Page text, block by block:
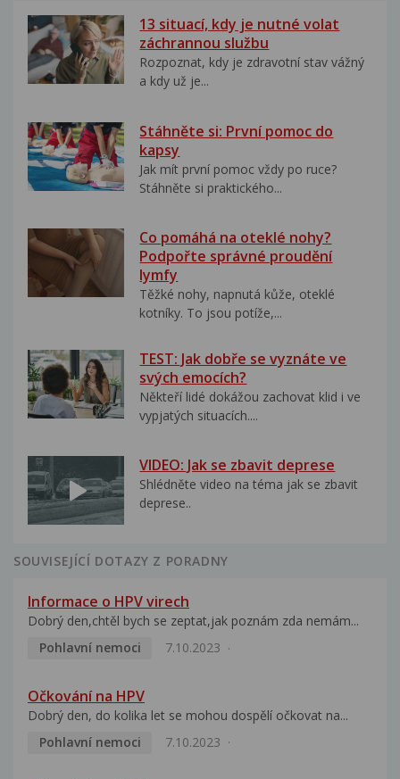
13 situací, kdy je nutné volat
záchrannou službu
Rozpoznat, kdy je zdravotní stav vážný
a kdy už je...
Stáhněte si: První pomoc do
kapsy
Jak mít první pomoc vždy po ruce?
Stáhněte si praktického...
Co pomáhá na oteklé nohy?
Podpořte správné proudění
lymfy
Těžké nohy, napnutá kůže, oteklé
kotníky. To jsou potíže,...
TEST: Jak dobře se vyznáte ve
svých emocích?
Někteří lidé dokážou zachovat klid i ve
vypjatých situacích....
VIDEO: Jak se zbavit deprese
Shlédněte video na téma jak se zbavit
deprese..
SOUVISEJÍCÍ DOTAZY Z PORADNY
Informace o HPV virech
Dobrý den,chtěl bych se zeptat,jak poznám zda nemám...
Pohlavní nemoci
7.10.2023
Očkování na HPV
Dobrý den, do kolika let se mohou dospělí očkovat na...
Pohlavní nemoci
7.10.2023